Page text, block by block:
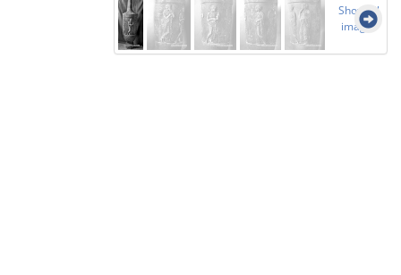
Show all
images